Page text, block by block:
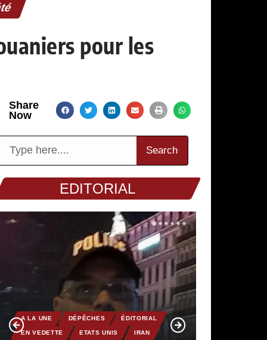
pour les
Share
Now
Search
EDITORIAL
A LA UNE DÉPÊCHES ÉDITORIAL
EN VEDETTE ETATS UNIS IRAN